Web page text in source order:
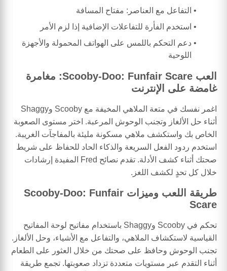
التفاعل مع العناصر: مفتاح المسافة
استخدم الفأرة للتفاعلات الإضافية إذا لزم الأمر
دعم التحكم باللمس على الهواتف المحمولة والأجهزة
اللوحية
العب Scooby-Doo: Funfair Scare: مغامرة
غامضة على الإنترنت
اغمر نفسك في متعة الملاهي المخيفة مع Scooby وShaggy
أثناء حل الألغاز وتجنب الوحوش المرعبة. اختر مستوى الصعوبة
الخاص بك واستكشف ملاهي مسكونة مليئة بالمفاجآت الغريبة.
استخدم ردود الفعل السريعة والذكاء الحاد للحفاظ على شريط
صحتك أثناء كشف الأدلة. تقدم نصائح Fred المفيدة إرشادات
خلال كل تحدٍ لكشف اللغز.
طريقة اللعب وميزات Scooby-Doo: Funfair
Scare
تحكم في Scooby وShaggy باستخدام مفاتيح لوحة المفاتيح
القياسية لاستكشاف الملاهي، والتفاعل مع الأشياء، وحل الألغاز.
تجنب الوحوش وحافظ على صحتك من خلال العثور على الطعام
أثناء التقدم عبر مستويات متعددة تزداد صعوبتها. تجمع طريقة